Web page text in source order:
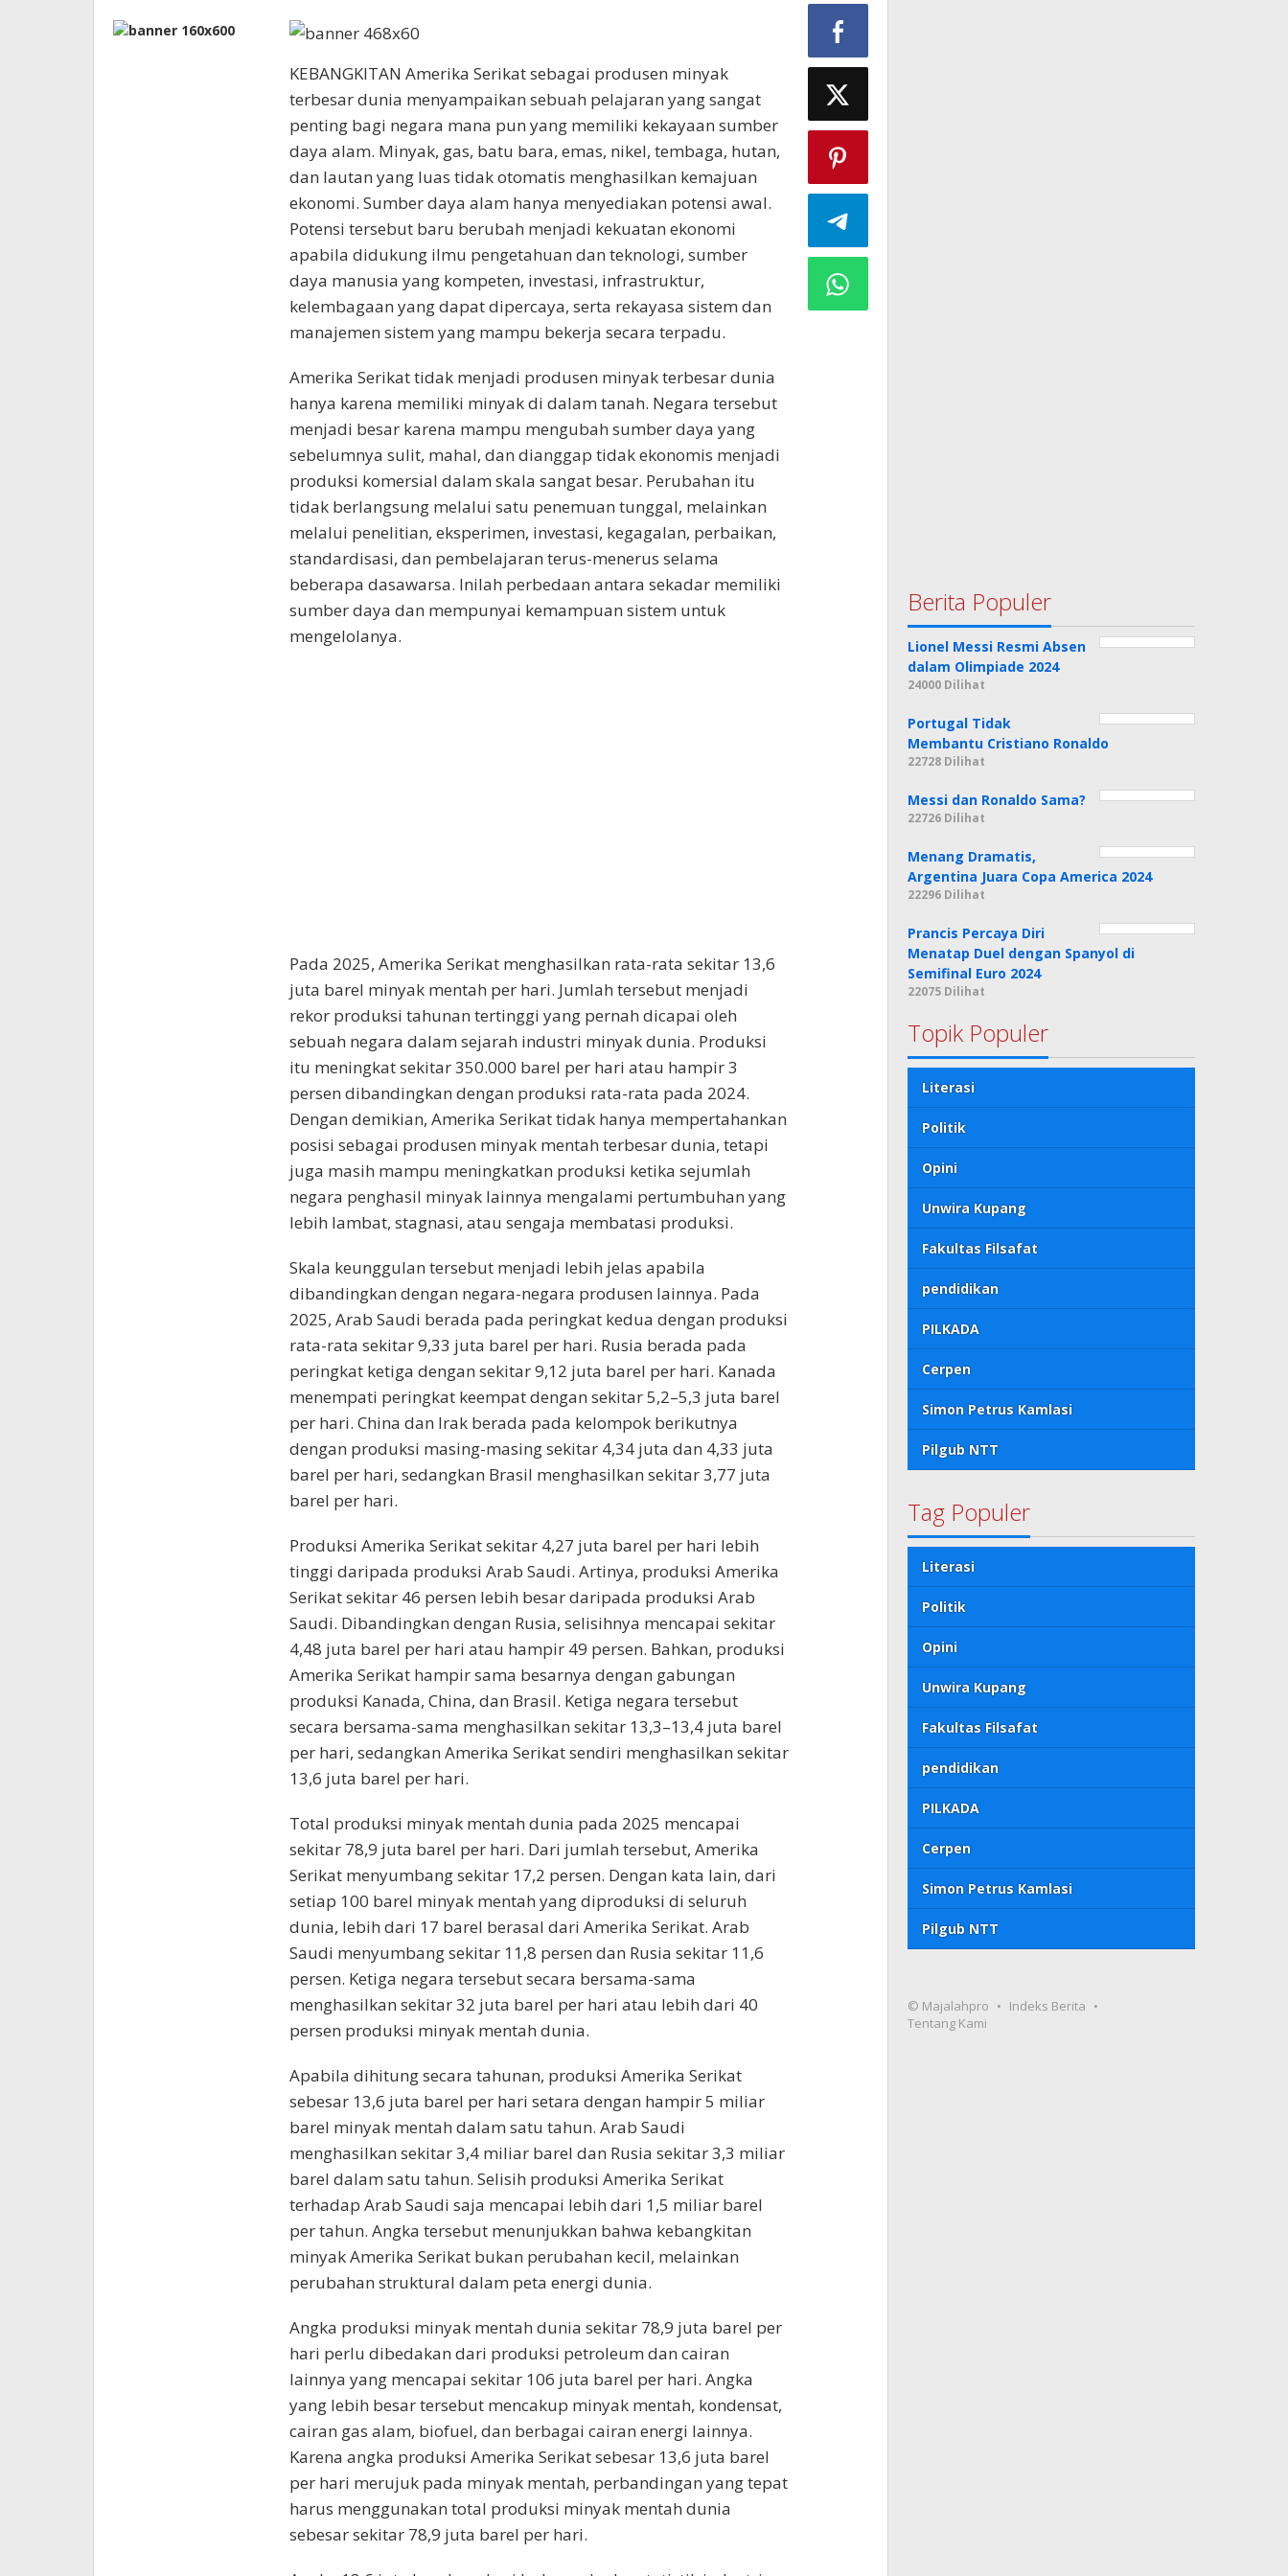
KEBANGKITAN Amerika Serikat sebagai produsen minyak
terbesar dunia menyampaikan sebuah pelajaran yang sangat
penting bagi negara mana pun yang memiliki kekayaan sumber
daya alam. Minyak, gas, batu bara, emas, nikel, tembaga, hutan,
dan lautan yang luas tidak otomatis menghasilkan kemajuan
ekonomi. Sumber daya alam hanya menyediakan potensi awal.
Potensi tersebut baru berubah menjadi kekuatan ekonomi
apabila didukung ilmu pengetahuan dan teknologi, sumber
daya manusia yang kompeten, investasi, infrastruktur,
kelembagaan yang dapat dipercaya, serta rekayasa sistem dan
manajemen sistem yang mampu bekerja secara terpadu.
Amerika Serikat tidak menjadi produsen minyak terbesar dunia
hanya karena memiliki minyak di dalam tanah. Negara tersebut
menjadi besar karena mampu mengubah sumber daya yang
sebelumnya sulit, mahal, dan dianggap tidak ekonomis menjadi
produksi komersial dalam skala sangat besar. Perubahan itu
tidak berlangsung melalui satu penemuan tunggal, melainkan
melalui penelitian, eksperimen, investasi, kegagalan, perbaikan,
standardisasi, dan pembelajaran terus-menerus selama
beberapa dasawarsa. Inilah perbedaan antara sekadar memiliki
sumber daya dan mempunyai kemampuan sistem untuk
mengelolanya.
Pada 2025, Amerika Serikat menghasilkan rata-rata sekitar 13,6
juta barel minyak mentah per hari. Jumlah tersebut menjadi
rekor produksi tahunan tertinggi yang pernah dicapai oleh
sebuah negara dalam sejarah industri minyak dunia. Produksi
itu meningkat sekitar 350.000 barel per hari atau hampir 3
persen dibandingkan dengan produksi rata-rata pada 2024.
Dengan demikian, Amerika Serikat tidak hanya mempertahankan
posisi sebagai produsen minyak mentah terbesar dunia, tetapi
juga masih mampu meningkatkan produksi ketika sejumlah
negara penghasil minyak lainnya mengalami pertumbuhan yang
lebih lambat, stagnasi, atau sengaja membatasi produksi.
Skala keunggulan tersebut menjadi lebih jelas apabila
dibandingkan dengan negara-negara produsen lainnya. Pada
2025, Arab Saudi berada pada peringkat kedua dengan produksi
rata-rata sekitar 9,33 juta barel per hari. Rusia berada pada
peringkat ketiga dengan sekitar 9,12 juta barel per hari. Kanada
menempati peringkat keempat dengan sekitar 5,2–5,3 juta barel
per hari. China dan Irak berada pada kelompok berikutnya
dengan produksi masing-masing sekitar 4,34 juta dan 4,33 juta
barel per hari, sedangkan Brasil menghasilkan sekitar 3,77 juta
barel per hari.
Produksi Amerika Serikat sekitar 4,27 juta barel per hari lebih
tinggi daripada produksi Arab Saudi. Artinya, produksi Amerika
Serikat sekitar 46 persen lebih besar daripada produksi Arab
Saudi. Dibandingkan dengan Rusia, selisihnya mencapai sekitar
4,48 juta barel per hari atau hampir 49 persen. Bahkan, produksi
Amerika Serikat hampir sama besarnya dengan gabungan
produksi Kanada, China, dan Brasil. Ketiga negara tersebut
secara bersama-sama menghasilkan sekitar 13,3–13,4 juta barel
per hari, sedangkan Amerika Serikat sendiri menghasilkan sekitar
13,6 juta barel per hari.
Total produksi minyak mentah dunia pada 2025 mencapai
sekitar 78,9 juta barel per hari. Dari jumlah tersebut, Amerika
Serikat menyumbang sekitar 17,2 persen. Dengan kata lain, dari
setiap 100 barel minyak mentah yang diproduksi di seluruh
dunia, lebih dari 17 barel berasal dari Amerika Serikat. Arab
Saudi menyumbang sekitar 11,8 persen dan Rusia sekitar 11,6
persen. Ketiga negara tersebut secara bersama-sama
menghasilkan sekitar 32 juta barel per hari atau lebih dari 40
persen produksi minyak mentah dunia.
Apabila dihitung secara tahunan, produksi Amerika Serikat
sebesar 13,6 juta barel per hari setara dengan hampir 5 miliar
barel minyak mentah dalam satu tahun. Arab Saudi
menghasilkan sekitar 3,4 miliar barel dan Rusia sekitar 3,3 miliar
barel dalam satu tahun. Selisih produksi Amerika Serikat
terhadap Arab Saudi saja mencapai lebih dari 1,5 miliar barel
per tahun. Angka tersebut menunjukkan bahwa kebangkitan
minyak Amerika Serikat bukan perubahan kecil, melainkan
perubahan struktural dalam peta energi dunia.
Angka produksi minyak mentah dunia sekitar 78,9 juta barel per
hari perlu dibedakan dari produksi petroleum dan cairan
lainnya yang mencapai sekitar 106 juta barel per hari. Angka
yang lebih besar tersebut mencakup minyak mentah, kondensat,
cairan gas alam, biofuel, dan berbagai cairan energi lainnya.
Karena angka produksi Amerika Serikat sebesar 13,6 juta barel
per hari merujuk pada minyak mentah, perbandingan yang tepat
harus menggunakan total produksi minyak mentah dunia
sebesar sekitar 78,9 juta barel per hari.
Berita Populer
Lionel Messi Resmi Absen
dalam Olimpiade 2024
24000 Dilihat
Portugal Tidak
Membantu Cristiano Ronaldo
22728 Dilihat
Messi dan Ronaldo Sama?
22726 Dilihat
Menang Dramatis,
Argentina Juara Copa America 2024
22296 Dilihat
Prancis Percaya Diri
Menatap Duel dengan Spanyol di
Semifinal Euro 2024
22075 Dilihat
Topik Populer
Literasi
Politik
Opini
Unwira Kupang
Fakultas Filsafat
pendidikan
PILKADA
Cerpen
Simon Petrus Kamlasi
Pilgub NTT
Tag Populer
Literasi
Politik
Opini
Unwira Kupang
Fakultas Filsafat
pendidikan
PILKADA
Cerpen
Simon Petrus Kamlasi
Pilgub NTT
© Majalahpro
Indeks Berita
Tentang Kami